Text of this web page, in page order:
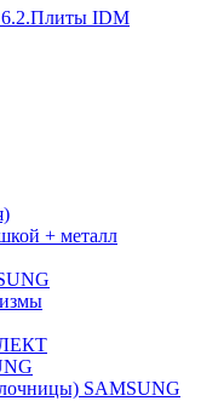
6.2.Плиты IDM
+ металл
SAMSUNG